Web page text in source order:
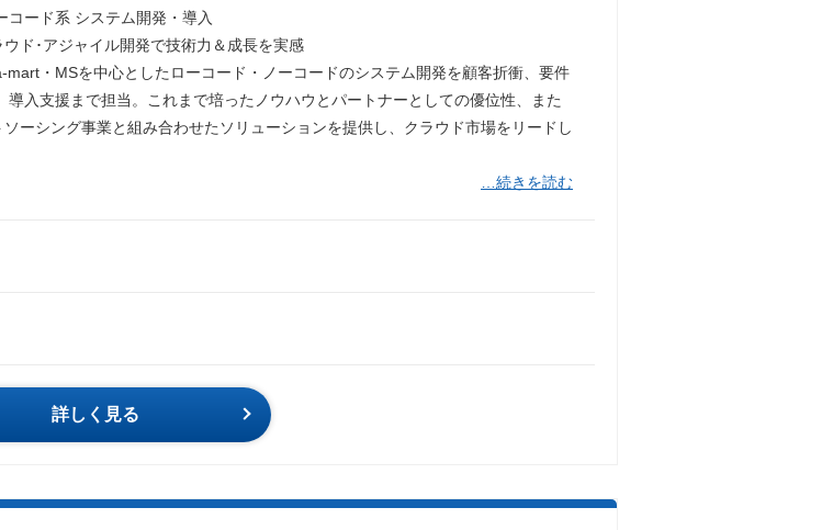
ード系 システム開発・導入
ド･アジャイル開発で技術力＆成長を実感
mart・MSを中心としたローコード・ノーコードのシステム開発を顧客折衝、要件
導入支援まで担当。これまで培ったノウハウとパートナーとしての優位性、また
ーシング事業と組み合わせたソリューションを提供し、クラウド市場をリードし
…続きを読む
詳しく見る